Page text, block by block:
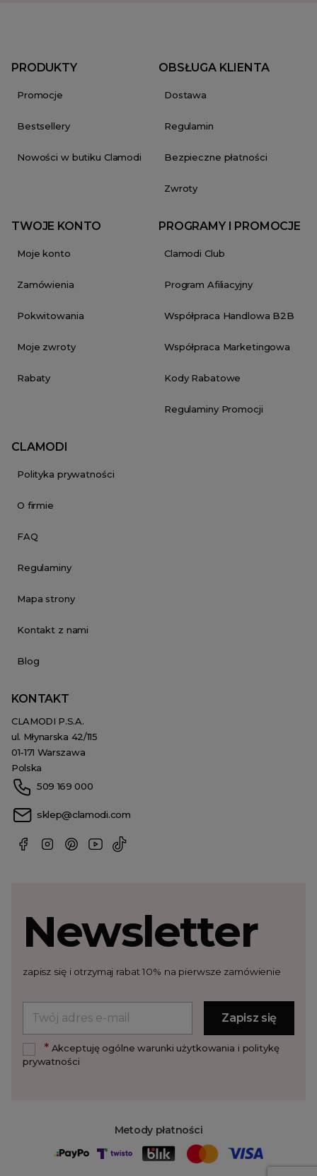
PRODUKTY
Promocje
Bestsellery
Nowości w butiku Clamodi
OBSŁUGA KLIENTA
Dostawa
Regulamin
Bezpieczne płatności
Zwroty
TWOJE KONTO
Moje konto
Zamówienia
Pokwitowania
Moje zwroty
Rabaty
PROGRAMY I PROMOCJE
Clamodi Club
Program Afiliacyjny
Współpraca Handlowa B2B
Współpraca Marketingowa
Kody Rabatowe
Regulaminy Promocji
CLAMODI
Polityka prywatności
O firmie
FAQ
Regulaminy
Mapa strony
Kontakt z nami
Blog
KONTAKT
CLAMODI P.S.A.
ul. Młynarska 42/115
01-171 Warszawa
Polska
509 169 000
sklep@clamodi.com
Metody płatności
Newsletter
zapisz się i otrzymaj rabat 10% na pierwsze zamówienie
*Akceptuję ogólne warunki użytkowania i politykę
prywatności